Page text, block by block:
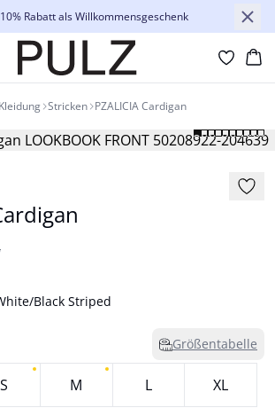
Rabatt als Willkommensgeschenk
Kleidung Stricken PZALICIA Cardigan
Black Striped
Größentabelle
S M L XL